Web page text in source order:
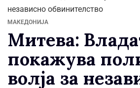
МАКЕДОНИЈА
Митева:
покажува
волја за